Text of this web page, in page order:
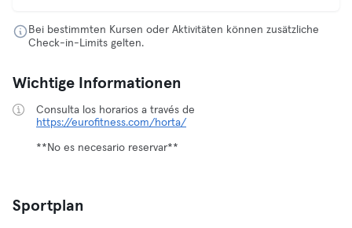
Bei bestimmten Kursen oder Aktivitäten können zusätzliche
Check-in-Limits gelten.
Wichtige Informationen
Consulta los horarios a través de
https://eurofitness.com/horta/
**No es necesario reservar**
Sportplan